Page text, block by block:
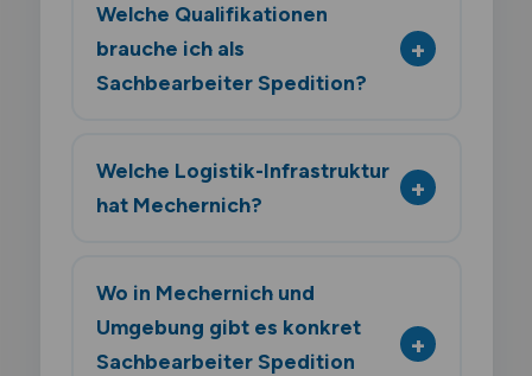
Welche Qualifikationen
brauche ich als
Sachbearbeiter Spedition?
Welche Logistik-Infrastruktur
hat Mechernich?
Wo in Mechernich und
Umgebung gibt es konkret
Sachbearbeiter Spedition